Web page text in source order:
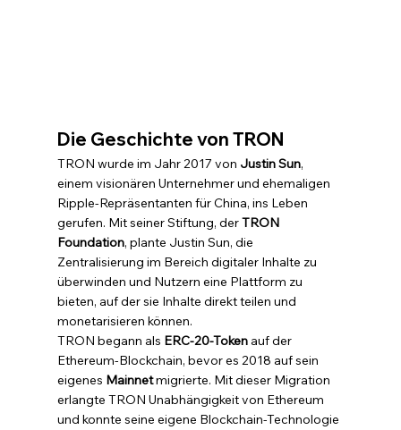
Die Geschichte von TRON
TRON wurde im Jahr 2017 von Justin Sun,
einem visionären Unternehmer und ehemaligen
Ripple-Repräsentanten für China, ins Leben
gerufen. Mit seiner Stiftung, der TRON
Foundation, plante Justin Sun, die
Zentralisierung im Bereich digitaler Inhalte zu
überwinden und Nutzern eine Plattform zu
bieten, auf der sie Inhalte direkt teilen und
monetarisieren können.
TRON begann als ERC-20-Token auf der
Ethereum-Blockchain, bevor es 2018 auf sein
eigenes Mainnet migrierte. Mit dieser Migration
erlangte TRON Unabhängigkeit von Ethereum
und konnte seine eigene Blockchain-Technologie